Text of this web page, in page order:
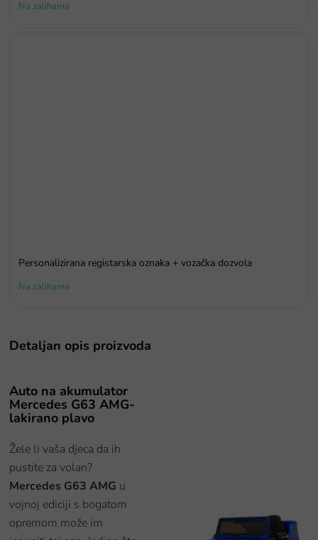
Na zalihama
Personalizirana registarska oznaka + vozačka dozvola
Na zalihama
Detaljan opis proizvoda
Auto na akumulator
Mercedes G63 AMG-
lakirano plavo
Žele li vaša djeca da ih
pustite za volan?
Mercedes G63 AMG u
vojnoj ediciji s bogatom
opremom može im